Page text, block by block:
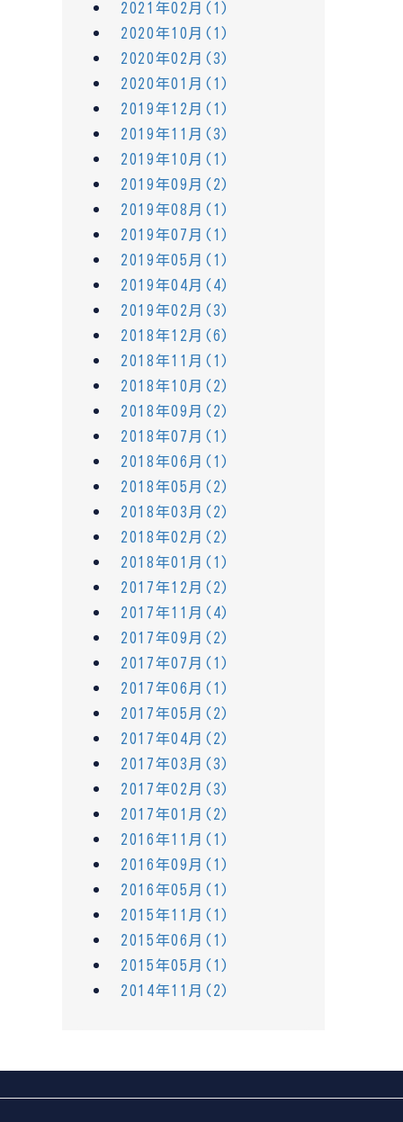
2021年02月(1)
2020年10月(1)
2020年02月(3)
2020年01月(1)
2019年12月(1)
2019年11月(3)
2019年10月(1)
2019年09月(2)
2019年08月(1)
2019年07月(1)
2019年05月(1)
2019年04月(4)
2019年02月(3)
2018年12月(6)
2018年11月(1)
2018年10月(2)
2018年09月(2)
2018年07月(1)
2018年06月(1)
2018年05月(2)
2018年03月(2)
2018年02月(2)
2018年01月(1)
2017年12月(2)
2017年11月(4)
2017年09月(2)
2017年07月(1)
2017年06月(1)
2017年05月(2)
2017年04月(2)
2017年03月(3)
2017年02月(3)
2017年01月(2)
2016年11月(1)
2016年09月(1)
2016年05月(1)
2015年11月(1)
2015年06月(1)
2015年05月(1)
2014年11月(2)